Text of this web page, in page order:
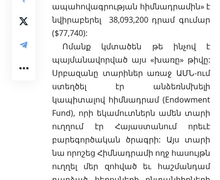
ապահովագրության հիմնադրամին» է
նվիրաբերել 38,093,200 դրամ գումար
($77,740):
Ոմանք կմտածեն թե ինչով է
պայմանավորված այս «խառը» թիվը:
Սրբազանը տարիներ առաջ ԱՄՆ-ում
ստեղծել էր անձեռնմխելի
կապիտալով հիմնադրամ (Endowment
Fund), որի եկամուտներն ամեն տարի
ուղղում էր Հայաստանում որեւէ
բարեգործական ծրագրի: Այս տարի
նա որոշեց Հիմնադրամի ողջ հասույթն
ուղղել մեր զոհված եւ հաշմանդամ